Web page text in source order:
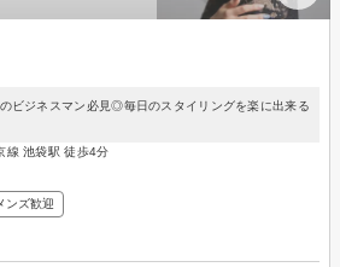
ビジネスマン必見◎毎日のスタイリングを楽に出来る
線 池袋駅 徒歩4分
ンズ歓迎